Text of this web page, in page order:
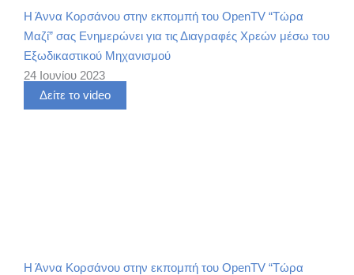
Η Άννα Κορσάνου στην εκπομπή του OpenTV “Τώρα
Μαζί” σας Ενημερώνει για τις Διαγραφές Χρεών μέσω του
Εξωδικαστικού Μηχανισμού
24 Ιουνίου 2023
Δείτε το video
Η Άννα Κορσάνου στην εκπομπή του OpenTV “Τώρα